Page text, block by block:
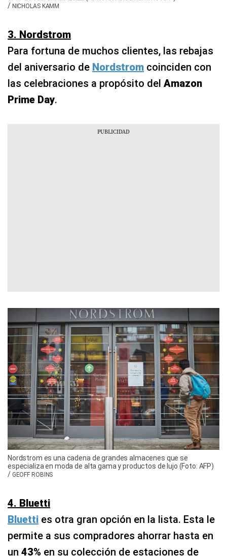
/ NICHOLAS KAMM
3. Nordstrom
Para fortuna de muchos clientes, las rebajas
del aniversario de Nordstrom coinciden con
las celebraciones a propósito del Amazon
Prime Day.
Nordstrom es una cadena de grandes almacenes que se
especializa en moda de alta gama y productos de lujo (Foto: AFP)
/ GEOFF ROBINS
4. Bluetti
Bluetti es otra gran opción en la lista. Esta le
permite a sus compradores ahorrar hasta en
un 43% en su colección de estaciones de